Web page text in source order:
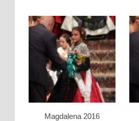
Magdalena 2016